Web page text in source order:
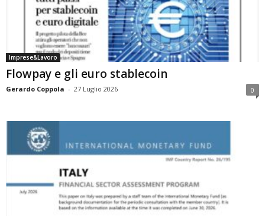
Imprese&Lavoro
Flowpay e gli euro stablecoin
Gerardo Coppola - 27 Luglio 2026 0